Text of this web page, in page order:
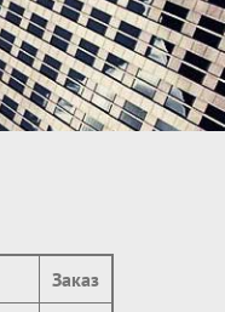
Заказ